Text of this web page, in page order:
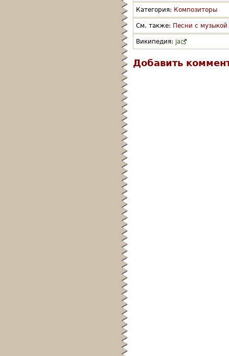
Категория: Композиторы
См. также: Песни с
Википедия: ja
Добавить